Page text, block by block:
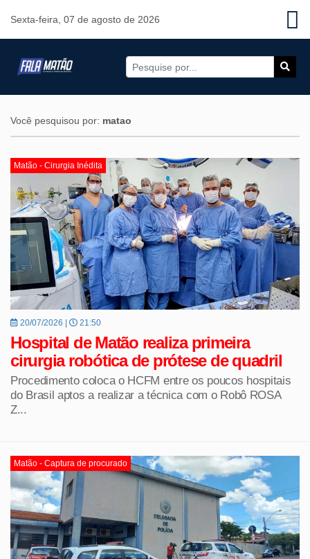
Sexta-feira, 07 de agosto de 2026
Você pesquisou por: matao
Matão - Cirurgia Inédita
20/07/2026 | 21:50
Hospital de Matão realiza primeira
cirurgia robótica de prótese de quadril
Procedimento coloca o HCFM entre os poucos hospitais
do Brasil aptos a realizar a técnica com o Robô ROSA
Z...
Matão - Captura de procurado